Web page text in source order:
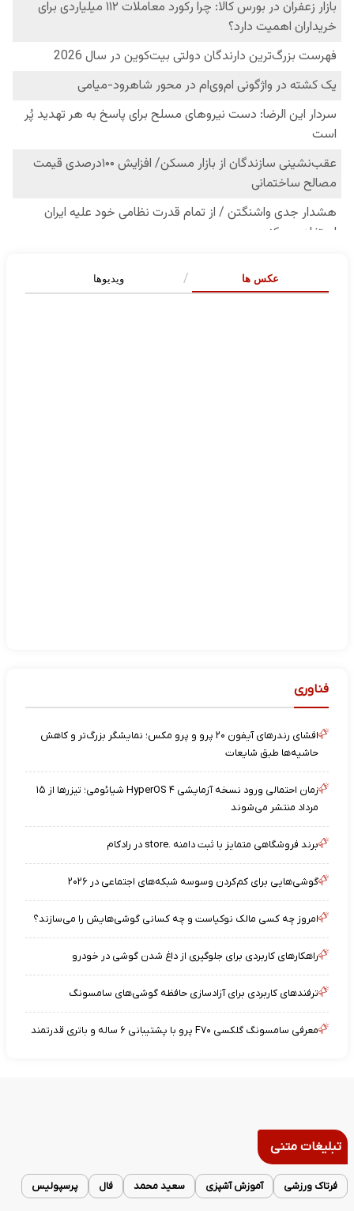
عکس ها ویدیوها
فناوری
افشای رندرهای آیفون ۲۰ پرو و پرو مکس؛ نمایشگر بزرگ‌تر و کاهش
حاشیه‌ها طبق شایعات
زمان احتمالی ورود نسخه آزمایشی HyperOS ۴ شیائومی؛ تیزرها از ۱۵
مرداد منتشر می‌شوند
برند فروشگاهی متمایز با ثبت دامنه .store در رادکام
گوشی‌هایی برای کم‌کردن وسوسه شبکه‌های اجتماعی در ۲۰۲۶
امروز چه کسی مالک نوکیاست و چه کسانی گوشی‌هایش را می‌سازند؟
راهکارهای کاربردی برای جلوگیری از داغ شدن گوشی در خودرو
ترفندهای کاربردی برای آزادسازی حافظه گوشی‌های سامسونگ
معرفی سامسونگ گلکسی F۷۰ پرو با پشتیبانی ۶ ساله و باتری قدرتمند
تبلیغات متنی
فرتاک ورزشی آموزش آشپزی سعید محمد فال پرسپولیس